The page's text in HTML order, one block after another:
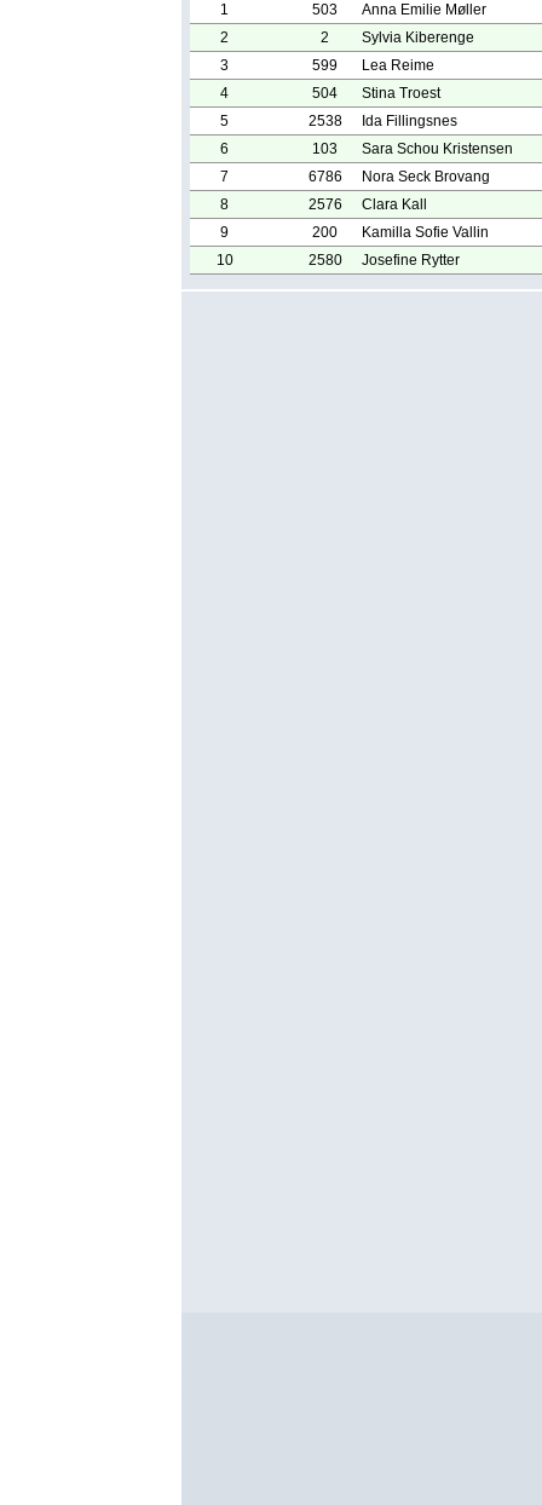
1
503
Anna Emilie Møller
2
2
Sylvia Kiberenge
3
599
Lea Reime
4
504
Stina Troest
5
2538
Ida Fillingsnes
6
103
Sara Schou Kristensen
7
6786
Nora Seck Brovang
8
2576
Clara Kall
9
200
Kamilla Sofie Vallin
10
2580 Josefine Rytter